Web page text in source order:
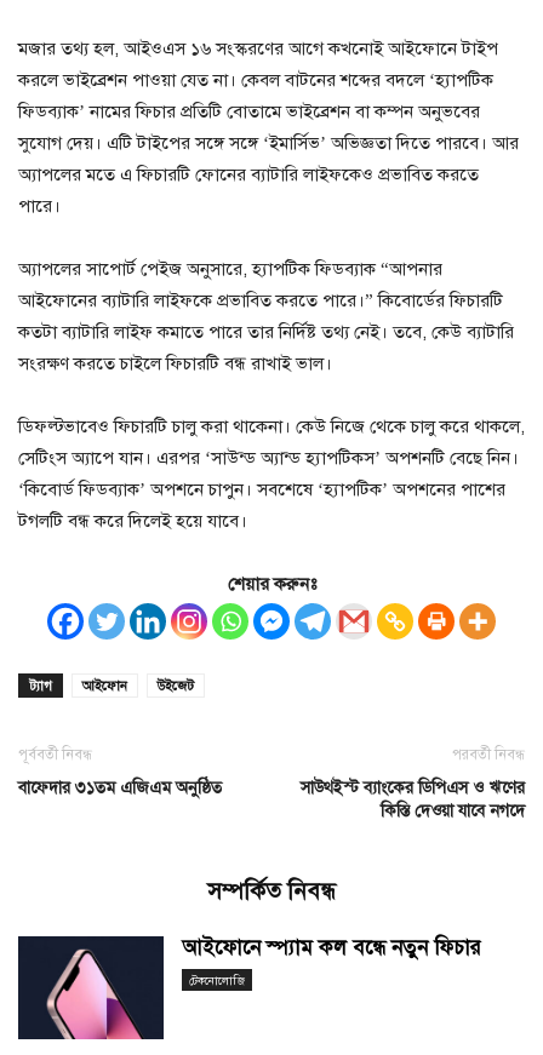
মজার তথ্য হল, আইওএস ১৬ সংস্করণের আগে কখনোই আইফোনে টাইপ
করলে ভাইব্রেশন পাওয়া যেত না। কেবল বাটনের শব্দের বদলে ‘হ্যাপটিক
ফিডব্যাক’ নামের ফিচার প্রতিটি বোতামে ভাইব্রেশন বা কম্পন অনুভবের
সুযোগ দেয়। এটি টাইপের সঙ্গে সঙ্গে ‘ইমার্সিভ’ অভিজ্ঞতা দিতে পারবে। আর
অ্যাপলের মতে এ ফিচারটি ফোনের ব্যাটারি লাইফকেও প্রভাবিত করতে
পারে।
অ্যাপলের সাপোর্ট পেইজ অনুসারে, হ্যাপটিক ফিডব্যাক “আপনার
আইফোনের ব্যাটারি লাইফকে প্রভাবিত করতে পারে।” কিবোর্ডের ফিচারটি
কতটা ব্যাটারি লাইফ কমাতে পারে তার নির্দিষ্ট তথ্য নেই। তবে, কেউ ব্যাটারি
সংরক্ষণ করতে চাইলে ফিচারটি বন্ধ রাখাই ভাল।
ডিফল্টভাবেও ফিচারটি চালু করা থাকেনা। কেউ নিজে থেকে চালু করে থাকলে,
সেটিংস অ্যাপে যান। এরপর ‘সাউন্ড অ্যান্ড হ্যাপটিকস’ অপশনটি বেছে নিন।
‘কিবোর্ড ফিডব্যাক’ অপশনে চাপুন। সবশেষে ‘হ্যাপটিক’ অপশনের পাশের
টগলটি বন্ধ করে দিলেই হয়ে যাবে।
শেয়ার করুনঃ
ট্যাগ আইফোন উইজেট
পূর্ববর্তী নিবন্ধ
বাফেদার ৩১তম এজিএম অনুষ্ঠিত
পরবর্তী নিবন্ধ
সাউথইস্ট ব্যাংকের ডিপিএস ও ঋণের
কিস্তি দেওয়া যাবে নগদে
সম্পর্কিত নিবন্ধ
আইফোনে স্প্যাম কল বন্ধে নতুন ফিচার
টেকনোলোজি